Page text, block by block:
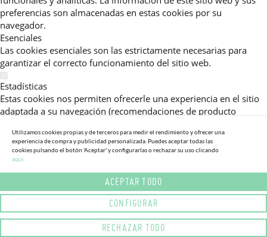
preferencias son almacenadas en estas cookies por su
navegador.
Esenciales
Las cookies esenciales son las estrictamente necesarias para
garantizar el correcto funcionamiento del sitio web.
Estadísticas
Estas cookies nos permiten ofrecerle una experiencia en el sitio
adaptada a su navegación (recomendaciones de producto
consultadas, etc).Al activar esta cookie, nos ayuda a mejorar aún
más su experiencia.
Publicitarias
Estas cookies permiten a nuestros socios publicitarios enviarle
mensajes específicos y personalizados.
Política de Privacidad
Lea más sobre el uso de cookies en este sitio web en nuestra
Utilizamos cookies propias y de terceros para medir el rendimiento y ofrecer una
experiencia de compra y publicidad personalizada. Puedes aceptar todas las
cookies pulsando el botón 'Aceptar' y configurarlas o rechazar su uso clicando
aqui.
ACEPTAR TODO
CONFIGURAR
RECHAZAR TODO